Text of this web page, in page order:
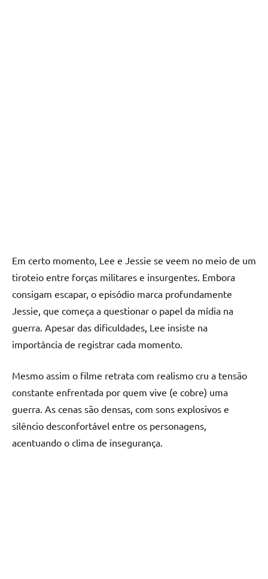
Em certo momento, Lee e Jessie se veem no meio de um
tiroteio entre forças militares e insurgentes. Embora
consigam escapar, o episódio marca profundamente
Jessie, que começa a questionar o papel da mídia na
guerra. Apesar das dificuldades, Lee insiste na
importância de registrar cada momento.
Mesmo assim o filme retrata com realismo cru a tensão
constante enfrentada por quem vive (e cobre) uma
guerra. As cenas são densas, com sons explosivos e
silêncio desconfortável entre os personagens,
acentuando o clima de insegurança.